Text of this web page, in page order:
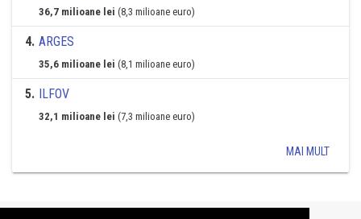
36,7 milioane lei (8,3 milioane euro)
4. ARGES
35,6 milioane lei (8,1 milioane euro)
5. ILFOV
32,1 milioane lei (7,3 milioane euro)
MAI MULT